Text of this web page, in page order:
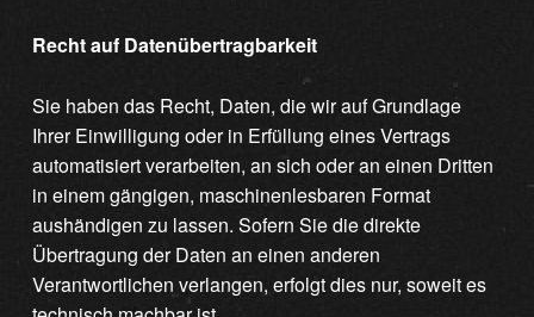
Recht auf Datenübertragbarkeit
Sie haben das Recht, Daten, die wir auf Grundlage
Ihrer Einwilligung oder in Erfüllung eines Vertrags
automatisiert verarbeiten, an sich oder an einen Dritten
in einem gängigen, maschinenlesbaren Format
aushändigen zu lassen. Sofern Sie die direkte
Übertragung der Daten an einen anderen
Verantwortlichen verlangen, erfolgt dies nur, soweit es